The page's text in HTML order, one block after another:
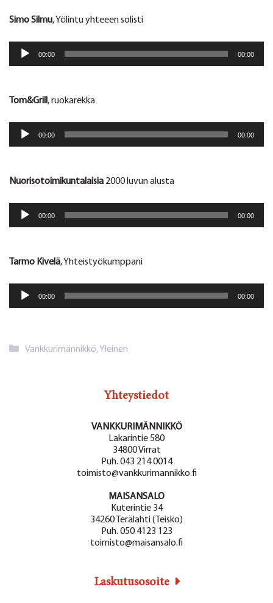
Simo Silmu, Yölintu yhteeen solisti
Äänitoistin
00:00 00:00
Tom&Grill , ruokarekka
Äänitoistin
00:00 00:00
Nuorisotoimikuntalaisia 2000 luvun alusta
Äänitoistin
00:00 00:00
Tarmo Kivelä, Yhteistyökumppani
Äänitoistin
00:00 00:00
Kategoriat
Vankkurimännikkö,Yleinen
Yhteystiedot
VANKKURIMÄNNIKKÖ
Lakarintie 580
34800 Virrat
Puh. 043 214 0014
toimisto@vankkurimannikko.fi
MAISANSALO
Kuterintie 34
34260 Terälahti (Teisko)
Puh. 050 4123 123
toimisto@maisansalo.fi
Laskutusosoite